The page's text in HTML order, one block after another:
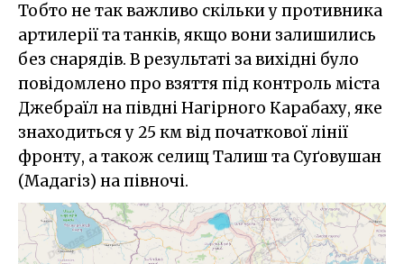
Тобто не так важливо скільки у противника
артилерії та танків, якщо вони залишились
без снарядів. В результаті за вихідні було
повідомлено про взяття під контроль міста
Джебраїл на півдні Нагірного Карабаху, яке
знаходиться у 25 км від початкової лінії
фронту, а також селищ Талиш та Суґовушан
(Мадагіз) на півночі.